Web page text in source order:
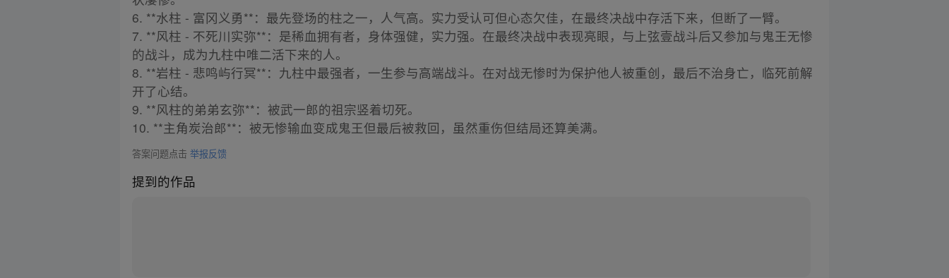
6. **水柱 - 富冈义勇**：最先登场的柱之一，人气高。实力受认可但心态欠佳，在最终决战中存活下来，但断了一臂。
7. **风柱 - 不死川实弥**：是稀血拥有者，身体强健，实力强。在最终决战中表现亮眼，与上弦壹战斗后又参加与鬼王无惨
的战斗，成为九柱中唯二活下来的人。
8. **岩柱 - 悲鸣屿行冥**：九柱中最强者，一生参与高端战斗。在对战无惨时为保护他人被重创，最后不治身亡，临死前解
开了心结。
9. **风柱的弟弟玄弥**：被武一郎的祖宗竖着切死。
10. **主角炭治郎**：被无惨输血变成鬼王但最后被救回，虽然重伤但结局还算美满。
答案问题点击举报反馈
提到的作品